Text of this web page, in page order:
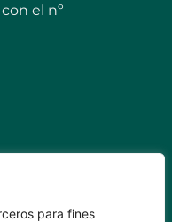
para fines
el nº